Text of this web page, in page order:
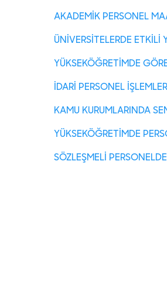
AKADEMİK PERSONEL
ÜNİVERSİTELERDE ETKİLİ
YÜKSEKÖĞRETİMDE
İDARİ PERSONEL
KAMU KURUMLARINDA
YÜKSEKÖĞRETİMDE
SÖZLEŞMELİ